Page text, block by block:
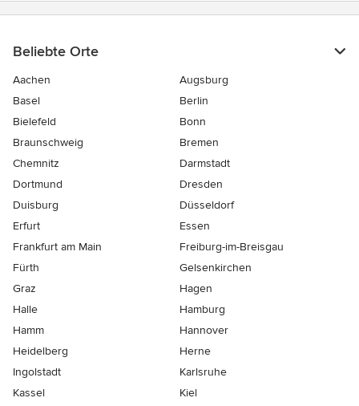
Beliebte Orte
Aachen
Augsburg
Basel
Berlin
Bielefeld
Bonn
Braunschweig
Bremen
Chemnitz
Darmstadt
Dortmund
Dresden
Duisburg
Düsseldorf
Erfurt
Essen
Frankfurt am Main
Freiburg-im-Breisgau
Fürth
Gelsenkirchen
Graz
Hagen
Halle
Hamburg
Hamm
Hannover
Heidelberg
Herne
Ingolstadt
Karlsruhe
Kassel
Kiel